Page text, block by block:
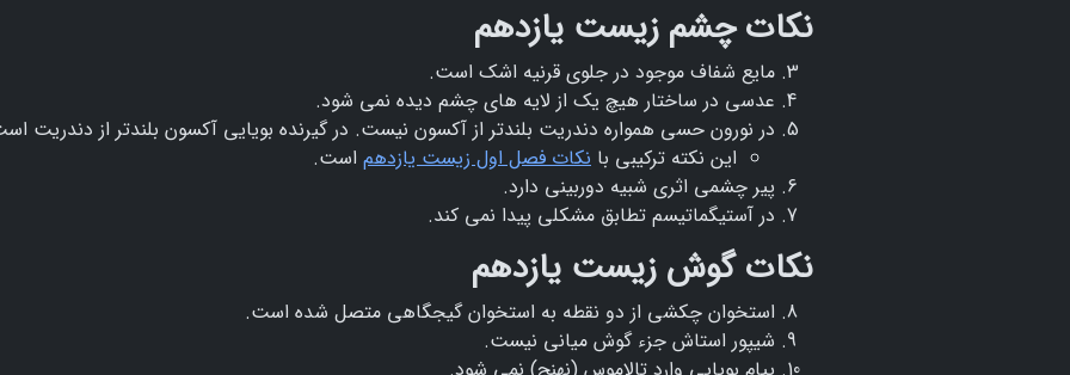
نکات چشم زیست یازدهم
مایع شفاف موجود در جلوی قرنیه اشک است.
عدسی در ساختار هیچ یک از لایه های چشم دیده نمی شود.
در نورون حسی همواره دندریت بلندتر از آکسون نیست. در گیرنده بویایی آکسون بلندتر از دندریت
این نکته ترکیبی با نکات فصل اول زیست یازدهم است.
پیر چشمی اثری شبیه دوربینی دارد.
در آستیگماتیسم تطابق مشکلی پیدا نمی کند.
نکات گوش زیست یازدهم
استخوان چکشی از دو نقطه به استخوان گیجگاهی متصل شده است.
شیپور استاش جزء گوش میانی نیست.